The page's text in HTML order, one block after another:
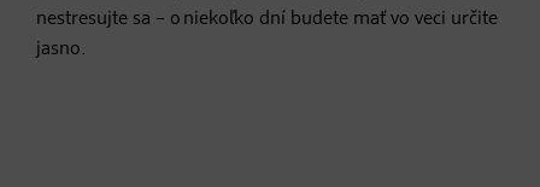
nestresujte sa – o niekoľko dní budete mať vo veci určite
jasno.